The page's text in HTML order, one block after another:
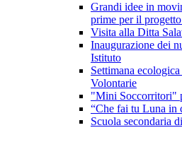
Grandi idee in
prime per il
Visita alla Ditta
Inaugurazione dei
Istituto
Settimana
Volontarie
"Mini Soccorritori"
“Che fai tu Luna in
Scuola secondaria